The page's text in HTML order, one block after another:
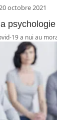
20 octobre 2021
psychologie
19 a nui au